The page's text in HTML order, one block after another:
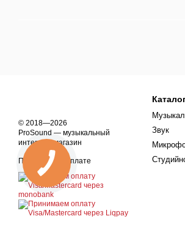
© 2018—2026
ProSound — музыкальный
интернет-магазин
Принимаем к оплате
Звук